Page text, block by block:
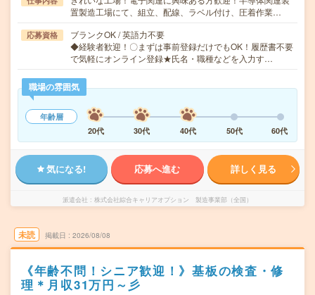
置製造工場にて、組立、配線、ラベル付け、圧着作業…
応募資格
ブランクOK / 英語力不要
◆経験者歓迎！〇まずは事前登録だけでもOK！履歴書不要
で気軽にオンライン登録★氏名・職種などを入力す…
職場の雰囲気
年齢層
20代
30代 40代 50代 60代
気になる! 応募へ進む 詳しく見る
派遣会社 株式会社綜合キャリアオプション 製造事業部（全国）
未読 掲載日 2026/08/08
《年齢不問！シニア歓迎！》基板の検査・修
理＊月収31万円～彡